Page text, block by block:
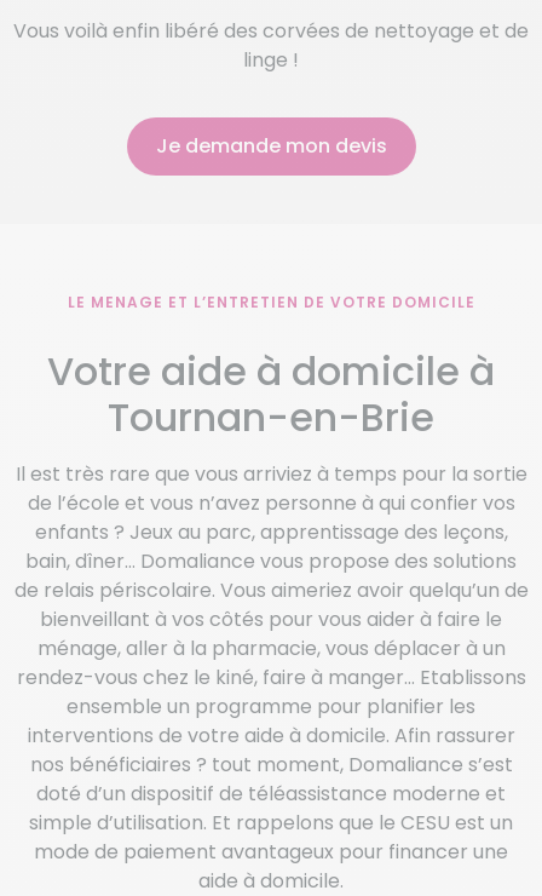
Vous voilà enfin libéré des corvées de nettoyage et de
linge !
Je demande mon devis
LE MENAGE ET L’ENTRETIEN DE VOTRE DOMICILE
Votre aide à domicile à
Tournan-en-Brie
Il est très rare que vous arriviez à temps pour la sortie
de l’école et vous n’avez personne à qui confier vos
enfants ? Jeux au parc, apprentissage des leçons,
bain, dîner… Domaliance vous propose des solutions
de relais périscolaire. Vous aimeriez avoir quelqu’un de
bienveillant à vos côtés pour vous aider à faire le
ménage, aller à la pharmacie, vous déplacer à un
rendez-vous chez le kiné, faire à manger… Etablissons
ensemble un programme pour planifier les
interventions de votre aide à domicile. Afin rassurer
nos bénéficiaires ? tout moment, Domaliance s’est
doté d’un dispositif de téléassistance moderne et
simple d’utilisation. Et rappelons que le CESU est un
mode de paiement avantageux pour financer une
aide à domicile.